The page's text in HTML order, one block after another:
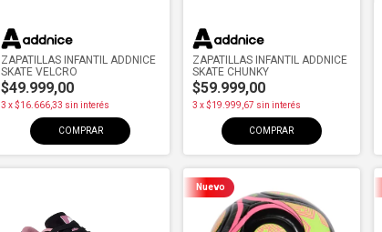
ZAPATILLAS INFANTIL ADDNICE
SKATE VELCRO
$49.999,00
3 x$16.666,33 sin interés
COMPRAR
ZAPATILLAS INFANTIL ADDNICE
SKATE CHUNKY
$59.999,00
3 x$19.999,67 sin interés
COMPRAR
Nuevo